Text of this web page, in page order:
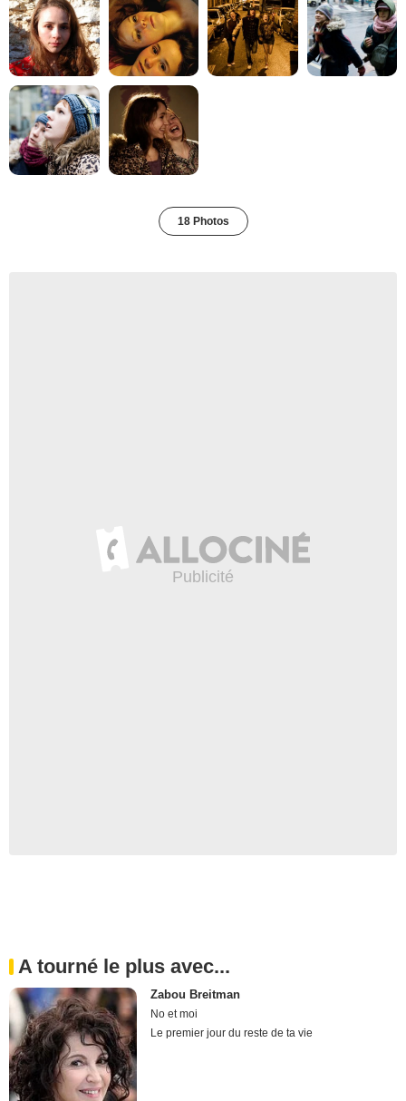
18 Photos
A tourné le plus avec...
Zabou Breitman
No et moi
Le premier jour du reste de ta vie